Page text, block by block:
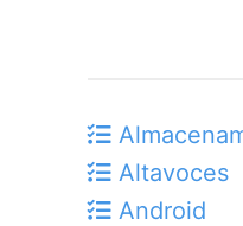
Altavoces
Android